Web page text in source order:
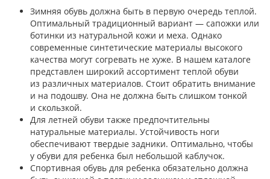
Зимняя обувь должна быть в первую очередь теплой.
Оптимальный традиционный вариант — сапожки или
ботинки из натуральной кожи и меха. Однако
современные синтетические материалы высокого
качества могут согревать не хуже. В нашем каталоге
представлен широкий ассортимент теплой обуви
из различных материалов. Стоит обратить внимание
и на подошву. Она не должна быть слишком тонкой
и скользкой.
Для летней обуви также предпочтительны
натуральные материалы. Устойчивость ноги
обеспечивают твердые задники. Оптимально, чтобы
у обуви для ребенка был небольшой каблучок.
Спортивная обувь для ребенка обязательно должна